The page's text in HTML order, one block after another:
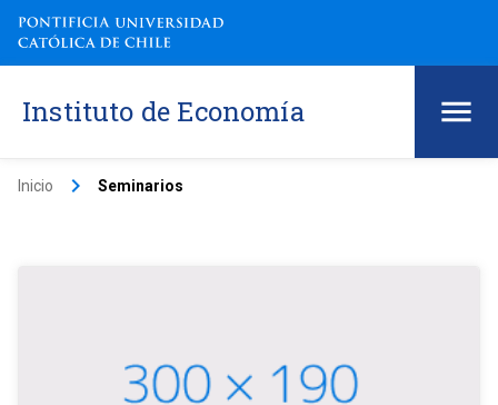
Instituto de Economía
Inicio keyboard_arrow_right Seminarios